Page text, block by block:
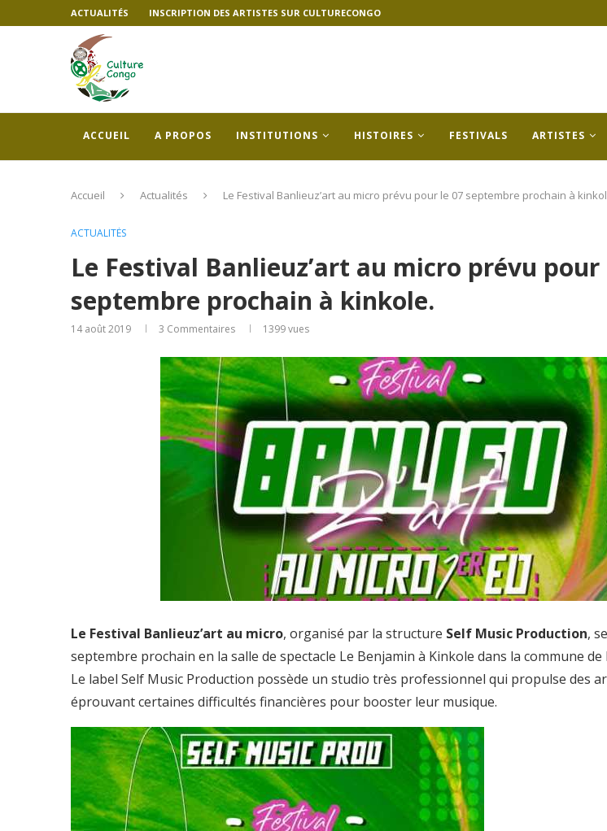
ACTUALITÉS INSCRIPTION DES ARTISTES SUR CULTURECONGO
ACCUEIL A PROPOS INSTITUTIONS HISTOIRES FESTIVALS ARTISTES
Accueil Actualités Le Festival Banlieuz’art au micro prévu pour le 07 septembre prochain à
ACTUALITÉS
Le Festival Banlieuz’art au micro prévu pour
septembre prochain à kinkole.
14 août 2019 3 Commentaires 1399vues
Le Festival Banlieuz’art au micro, organisé par la structure Self Music Production,
septembre prochain en la salle de spectacle Le Benjamin à Kinkole dans la commune de
Le label Self Music Production possède un studio très professionnel qui propulse des
éprouvant certaines difficultés financières pour booster leur musique.